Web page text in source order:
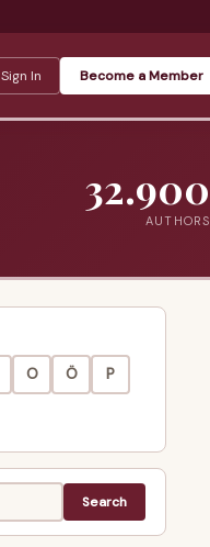
Sign In Become a Member
32.900
AUTHORS
O Ö P